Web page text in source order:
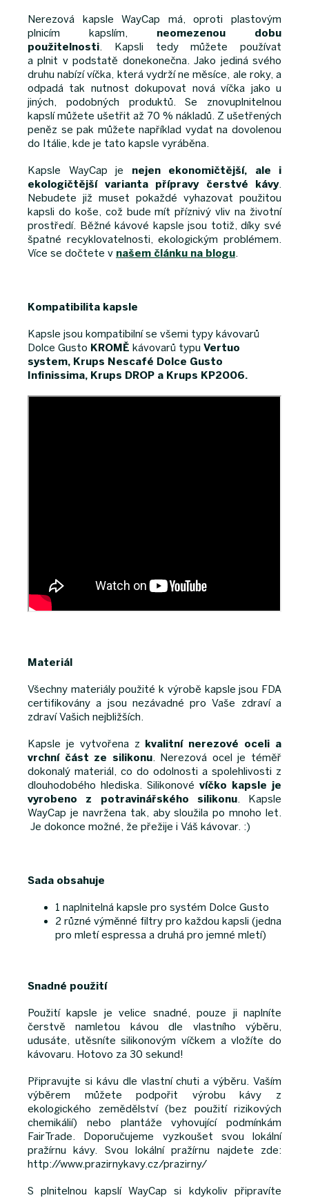
Nerezová kapsle WayCap má, oproti plastovým
plnicím kapslím, neomezenou dobu
použitelnosti. Kapsli tedy můžete používat
a plnit v podstatě donekonečna. Jako jediná svého
druhu nabízí víčka, která vydrží ne měsíce, ale roky, a
odpadá tak nutnost dokupovat nová víčka jako u
jiných, podobných produktů. Se znovuplnitelnou
kapslí můžete ušetřit až 70 % nákladů. Z ušetřených
peněz se pak můžete například vydat na dovolenou
do Itálie, kde je tato kapsle vyráběna.
Kapsle WayCap je nejen ekonomičtější, ale i
ekologičtější varianta přípravy čerstvé kávy.
Nebudete již muset pokaždé vyhazovat použitou
kapsli do koše, což bude mít příznivý vliv na životní
prostředí. Běžné kávové kapsle jsou totiž, díky své
špatné recyklovatelnosti, ekologickým problémem.
Více se dočtete v našem článku na blogu.
Kompatibilita kapsle
Kapsle jsou kompatibilní se všemi typy kávovarů
Dolce Gusto KROMĚ kávovarů typu Vertuo
system, Krups Nescafé Dolce Gusto
Infinissima, Krups DROP a Krups KP2006.
Materiál
Všechny materiály použité k výrobě kapsle jsou FDA
certifikovány a jsou nezávadné pro Vaše zdraví a
zdraví Vašich nejbližších.
Kapsle je vytvořena z
kvalitní nerezové oceli a
vrchní část ze silikonu. Nerezová ocel je téměř
dokonalý materiál, co do odolnosti a spolehlivosti z
dlouhodobého hlediska. Silikonové víčko kapsle je
vyrobeno z potravinářského silikonu. Kapsle
WayCap je navržena tak, aby sloužila po mnoho let.
Je dokonce možné, že přežije i Váš kávovar. :)
Sada obsahuje
1 naplnitelná kapsle pro systém Dolce Gusto
2 různé výměnné filtry pro každou kapsli (jedna
pro mletí espressa a druhá pro jemné mletí)
Snadné použití
Použití kapsle je velice snadné, pouze ji naplníte
čerstvě namletou kávou dle vlastního výběru,
udusáte, utěsníte silikonovým víčkem a vložíte do
kávovaru. Hotovo za 30 sekund!
Připravujte si kávu dle vlastní chuti a výběru. Vaším
výběrem můžete podpořit výrobu kávy z
ekologického zemědělství (bez použití rizikových
chemikálií) nebo plantáže vyhovující podmínkám
FairTrade. Doporučujeme vyzkoušet svou lokální
pražírnu kávy. Svou lokální pražírnu najdete zde:
http://www.prazirnykavy.cz/prazirny/
S plnitelnou kapslí WayCap si kdykoliv připravíte